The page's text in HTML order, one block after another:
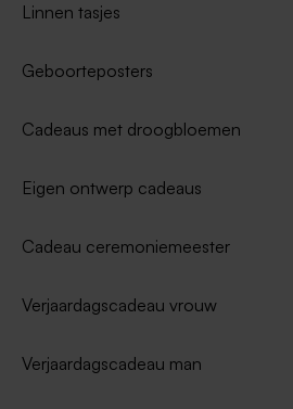
Linnen tasjes
Geboorteposters
Cadeaus met droogbloemen
Eigen ontwerp cadeaus
Cadeau ceremoniemeester
Verjaardagscadeau vrouw
Verjaardagscadeau man